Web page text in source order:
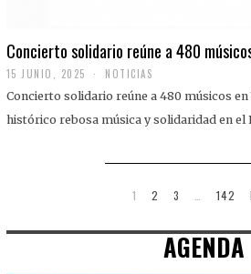
Concierto solidario reúne a 480
15 JUNIO, 2025 NOTICIAS
Concierto solidario reúne a 480 músicos en
histórico rebosa música y solidaridad en el
1 2 3 142
AGENDA